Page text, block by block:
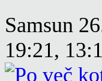
Samsun
19:21,